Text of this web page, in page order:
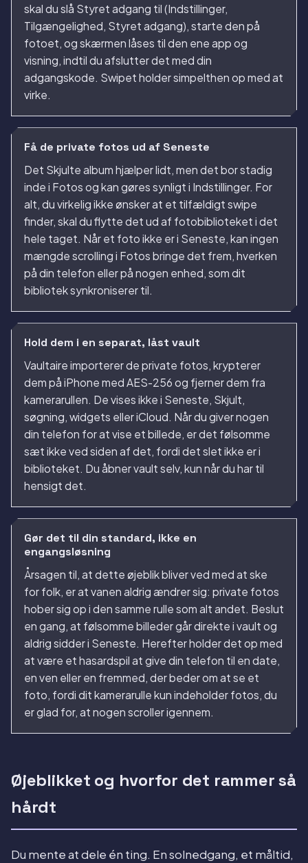
skal du slå Styret adgang til (Indstillinger,
Tilgængelighed, Styret adgang), starte den på
fotoet, og skærmen låses til den ene app og
visning, indtil du afslutter det med din
adgangskode. Swipet holder simpelthen op med at
virke.
Få de private fotos ud af Seneste
Det Skjulte album hjælper lidt, men det bor stadig
inde i Fotos og kan gøres synligt i Indstillinger. For
alt, du virkelig ikke ønsker at et tilfældigt swipe
finder, skal du flytte det ud af fotobiblioteket i det
hele taget. Når et foto ikke er i Seneste, kan ingen
mængde scrolling i Fotos bringe det frem, hverken
på din telefon eller på nogen enhed, som dit
bibliotek synkroniserer til.
Hold dem i en separat, låst vault
Vaultaire importerer de private fotos, krypterer
dem på iPhone med AES-256 og fjerner dem fra
kamerarullen. De vises ikke i Seneste, Skjult,
søgning, widgets eller iCloud. Når du giver nogen
din telefon for at vise et billede, er det følsomme
sæt ikke ved siden af det, fordi det slet ikke er i
biblioteket. Du åbner vault selv, kun når du har til
hensigt det.
Gør det til din standard, ikke en
engangsløsning
Årsagen til, at dette øjeblik bliver ved med at ske
for folk, er at vanen aldrig ændrer sig: private fotos
hober sig op i den samme rulle som alt andet. Beslut
en gang, at følsomme billeder går direkte i vault og
aldrig sidder i Seneste. Herefter holder det op med
at være et hasardspil at give din telefon til en date,
en ven eller en fremmed, der beder om at se et
foto, fordi dit kamerarulle kun indeholder fotos, du
er glad for, at nogen scroller igennem.
Øjeblikket og hvorfor det rammer så
hårdt
Du mente at dele én ting. En solnedgang, et måltid,